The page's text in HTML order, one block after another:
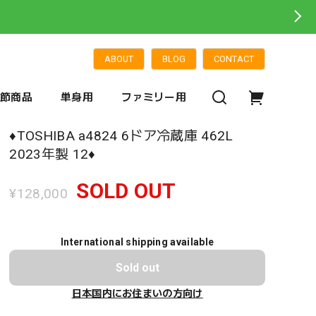
ABOUT BLOG CONTACT
商品 単身用 ファミリー用
♦️TOSHIBA a4824 6ドア冷蔵庫 462L
2023年製 12♦️
¥128,000 SOLD OUT
International shipping available
Sold out
日本国内にお住まいの方向け